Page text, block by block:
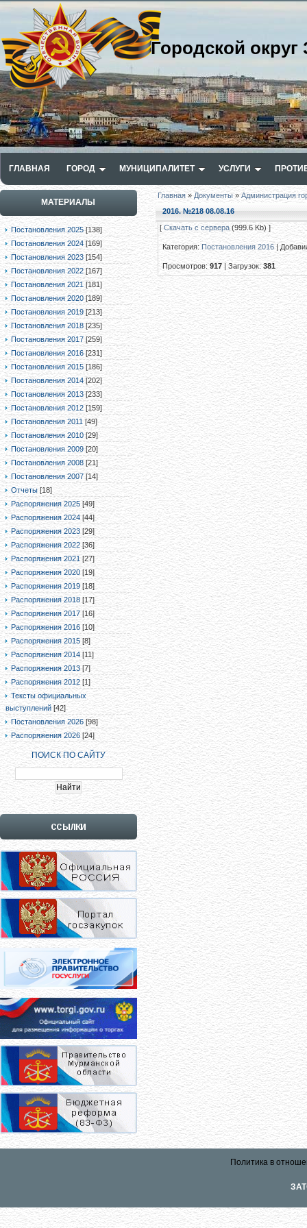
Городской
ГЛАВНАЯ ГОРОД МУНИЦИПАЛИТЕТ УСЛУГИ
МАТЕРИАЛЫ
Постановления 2025 [138]
Постановления 2024 [169]
Постановления 2023 [154]
Постановления 2022 [167]
Постановления 2021 [181]
Постановления 2020 [189]
Постановления 2019 [213]
Постановления 2018 [235]
Постановления 2017 [259]
Постановления 2016 [231]
Постановления 2015 [186]
Постановления 2014 [202]
Постановления 2013 [233]
Постановления 2012 [159]
Постановления 2011 [49]
Постановления 2010 [29]
Постановления 2009 [20]
Постановления 2008 [21]
Постановления 2007 [14]
Отчеты [18]
Распоряжения 2025 [49]
Распоряжения 2024 [44]
Распоряжения 2023 [29]
Распоряжения 2022 [36]
Распоряжения 2021 [27]
Распоряжения 2020 [19]
Распоряжения 2019 [18]
Распоряжения 2018 [17]
Распоряжения 2017 [16]
Распоряжения 2016 [10]
Распоряжения 2015 [8]
Распоряжения 2014 [11]
Распоряжения 2013 [7]
Распоряжения 2012 [1]
Тексты официальных
выступлений [42]
Постановления 2026 [98]
Распоряжения 2026 [24]
ПОИСК ПО САЙТУ
Главная» Документы »Администрация
2016. №218 08.08.16
[Скачать с сервера (999.6 Kb) ]
Категория: Постановления 2016|
Просмотров:917 |Загрузок:381
Политика в